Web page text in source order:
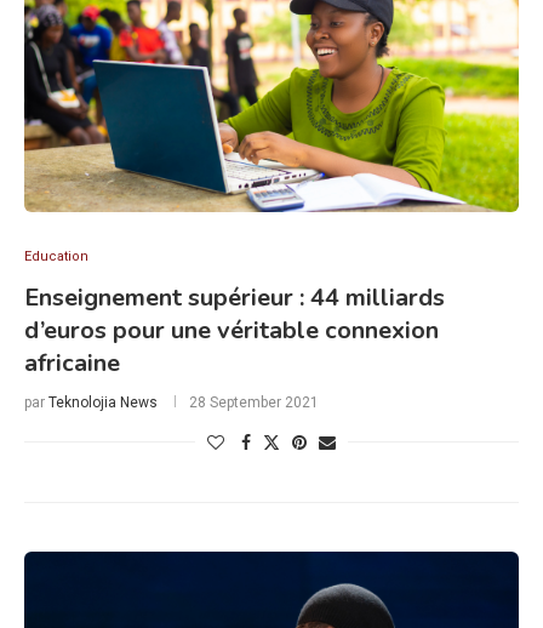
Education
Enseignement supérieur : 44 milliards
d’euros pour une véritable connexion
africaine
par Teknolojia News 28 September 2021